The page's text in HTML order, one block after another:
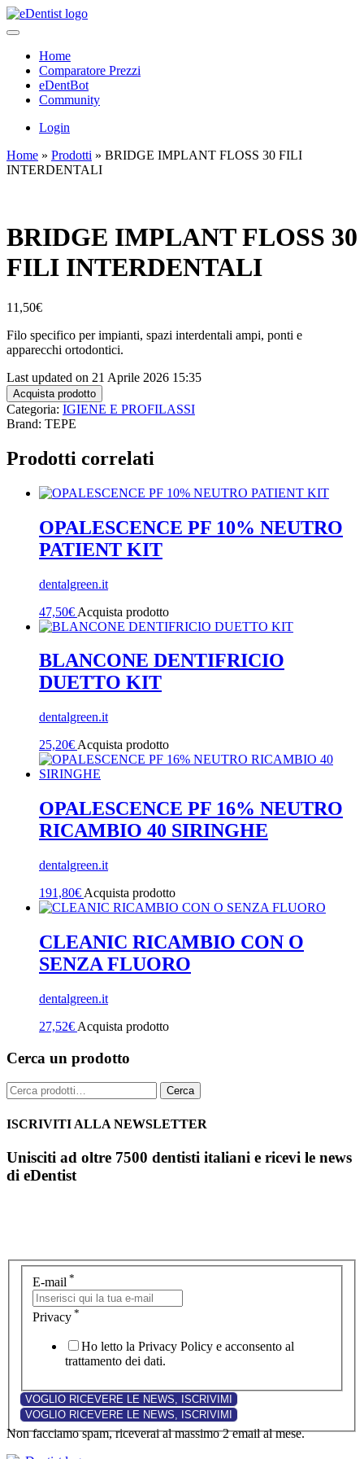
Home
Comparatore Prezzi
eDentBot
Community
Login
Home » Prodotti » BRIDGE IMPLANT FLOSS 30 FILI
INTERDENTALI
BRIDGE IMPLANT FLOSS 30
FILI INTERDENTALI
11,50€
Filo specifico per impianti, spazi interdentali ampi, ponti e
apparecchi ortodontici.
Last updated on 21 Aprile 2026 15:35
Acquista prodotto
Categoria: IGIENE E PROFILASSI
Brand: TEPE
Prodotti correlati
OPALESCENCE PF 10% NEUTRO
PATIENT KIT
dentalgreen.it
47,50€ Acquista prodotto
BLANCONE DENTIFRICIO
DUETTO KIT
dentalgreen.it
25,20€ Acquista prodotto
OPALESCENCE PF 16% NEUTRO
RICAMBIO 40 SIRINGHE
dentalgreen.it
191,80€ Acquista prodotto
CLEANIC RICAMBIO CON O
SENZA FLUORO
dentalgreen.it
27,52€ Acquista prodotto
Cerca un prodotto
Cerca: Cerca
ISCRIVITI ALLA NEWSLETTER
Unisciti ad oltre 7500 dentisti italiani e ricevi le news
di eDentist
E-mail *
Privacy *
Ho letto la Privacy Policy e acconsento al
trattamento dei dati.
Non facciamo spam, riceverai al massimo 2 email al mese.